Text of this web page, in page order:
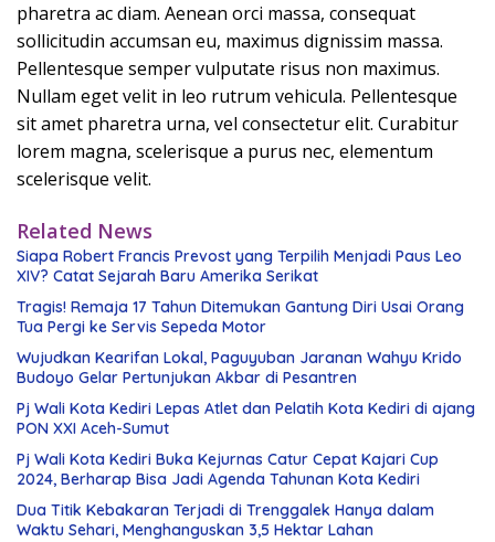
pharetra ac diam. Aenean orci massa, consequat
sollicitudin accumsan eu, maximus dignissim massa.
Pellentesque semper vulputate risus non maximus.
Nullam eget velit in leo rutrum vehicula. Pellentesque
sit amet pharetra urna, vel consectetur elit. Curabitur
lorem magna, scelerisque a purus nec, elementum
scelerisque velit.
Related News
Siapa Robert Francis Prevost yang Terpilih Menjadi Paus Leo
XIV? Catat Sejarah Baru Amerika Serikat
Tragis! Remaja 17 Tahun Ditemukan Gantung Diri Usai Orang
Tua Pergi ke Servis Sepeda Motor
Wujudkan Kearifan Lokal, Paguyuban Jaranan Wahyu Krido
Budoyo Gelar Pertunjukan Akbar di Pesantren
Pj Wali Kota Kediri Lepas Atlet dan Pelatih Kota Kediri di ajang
PON XXI Aceh-Sumut
Pj Wali Kota Kediri Buka Kejurnas Catur Cepat Kajari Cup
2024, Berharap Bisa Jadi Agenda Tahunan Kota Kediri
Dua Titik Kebakaran Terjadi di Trenggalek Hanya dalam
Waktu Sehari, Menghanguskan 3,5 Hektar Lahan